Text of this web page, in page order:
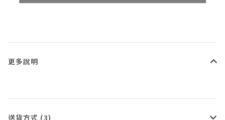
更多說明
送貨方式 (3)